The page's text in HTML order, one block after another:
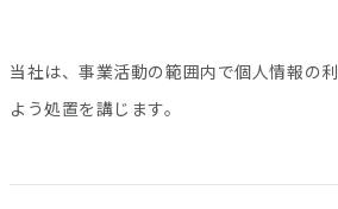
当社は、事業活動の範囲内で個人情報の
よう処置を講じます。